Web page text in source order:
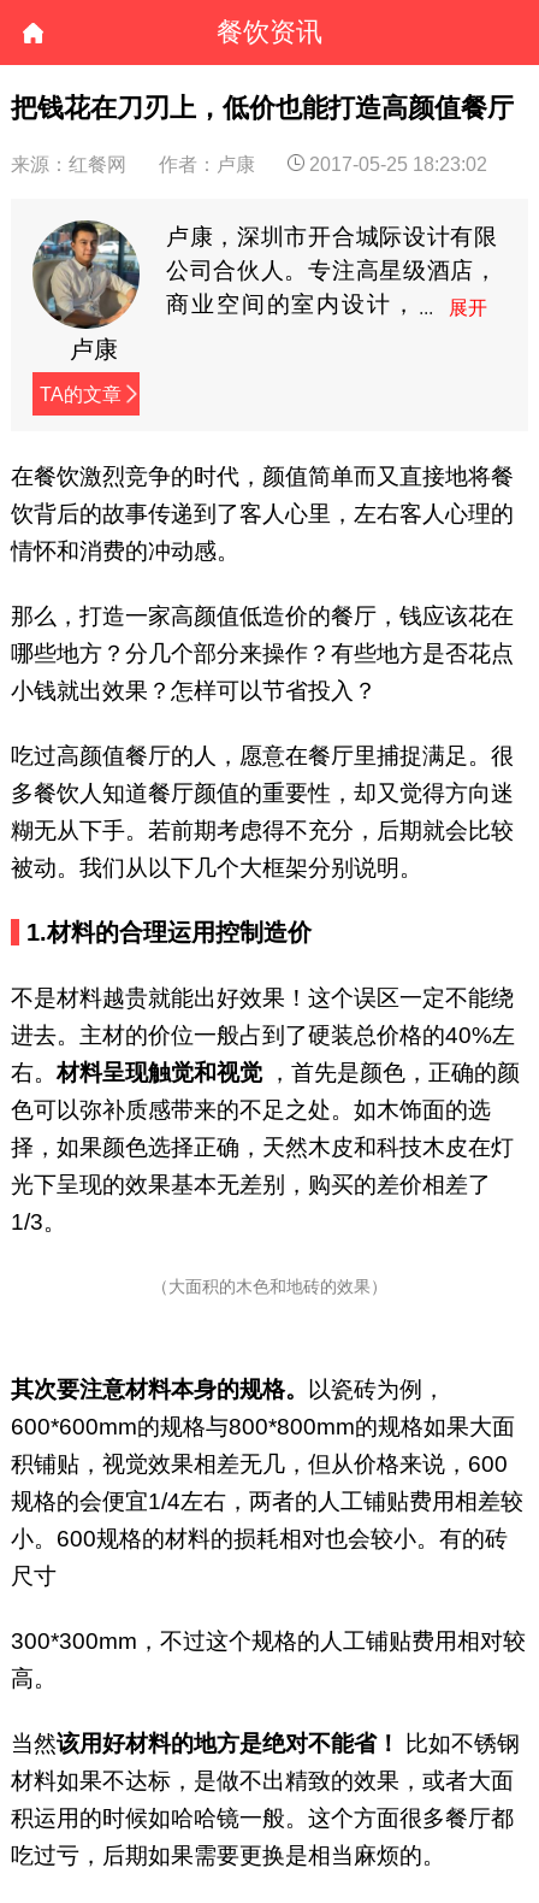
餐饮资讯
把钱花在刀刃上，低价也能打造高颜值餐厅
来源：红餐网 作者：卢康 2017-05-25 18:23:02
卢康
TA的文章
卢康，深圳市开合城际设计有限
公司合伙人。专注高星级酒店，
商业空间的室内设计，
（微信：18576776886）
在餐饮激烈竞争的时代，颜值简单而又直接地将餐
饮背后的故事传递到了客人心里，左右客人心理的
情怀和消费的冲动感。
那么，打造一家高颜值低造价的餐厅，钱应该花在
哪些地方？分几个部分来操作？有些地方是否花点
小钱就出效果？怎样可以节省投入？
吃过高颜值餐厅的人，愿意在餐厅里捕捉满足。很
多餐饮人知道餐厅颜值的重要性，却又觉得方向迷
糊无从下手。若前期考虑得不充分，后期就会比较
被动。我们从以下几个大框架分别说明。
1.材料的合理运用控制造价
不是材料越贵就能出好效果！这个误区一定不能绕
进去。主材的价位一般占到了硬装总价格的40%左
右。材料呈现触觉和视觉 ，首先是颜色，正确的颜
色可以弥补质感带来的不足之处。如木饰面的选
择，如果颜色选择正确，天然木皮和科技木皮在灯
光下呈现的效果基本无差别，购买的差价相差了
1/3。
（大面积的木色和地砖的效果）
其次要注意材料本身的规格。 以瓷砖为例，
600*600mm的规格与800*800mm的规格如果大面
积铺贴，视觉效果相差无几，但从价格来说，600
规格的会便宜1/4左右，两者的人工铺贴费用相差较
小。600规格的材料的损耗相对也会较小。有的砖
尺寸
300*300mm，不过这个规格的人工铺贴费用相对较
高。
当然该用好材料的地方是绝对不能省！
比如不锈钢
材料如果不达标，是做不出精致的效果，或者大面
积运用的时候如哈哈镜一般。这个方面很多餐厅都
吃过亏，后期如果需要更换是相当麻烦的。